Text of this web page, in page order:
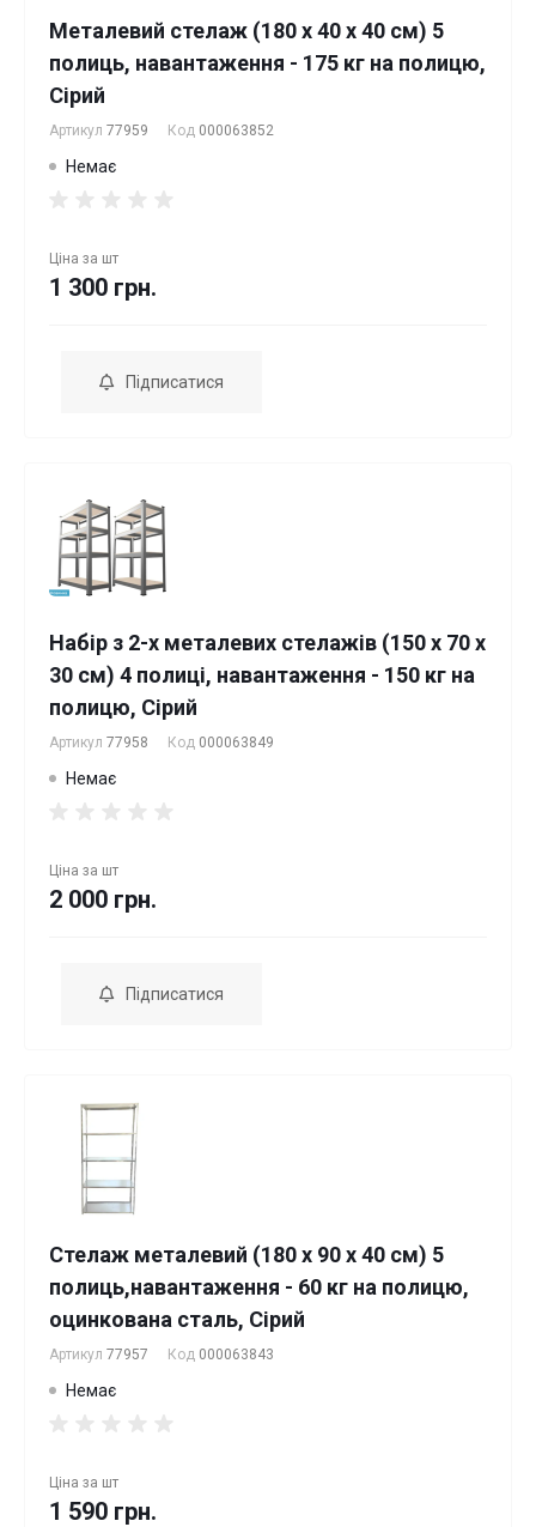
Металевий стелаж (180 х 40 х 40 см) 5
полиць, навантаження - 175 кг на полицю,
Сірий
Артикул 77959 Код 000063852
Немає
Ціна за шт
1 300 грн.
Підписатися
Набір з 2-х металевих стелажів (150 x 70 x
30 см) 4 полиці, навантаження - 150 кг на
полицю, Сірий
Артикул 77958 Код 000063849
Немає
Ціна за шт
2 000 грн.
Підписатися
Стелаж металевий (180 x 90 x 40 см) 5
полиць,навантаження - 60 кг на полицю,
оцинкована сталь, Сірий
Артикул 77957 Код 000063843
Немає
Ціна за шт
1 590 грн.